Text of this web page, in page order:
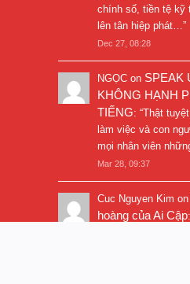
chính số, tiền tệ kỹ
lên tân hiệp phát…”
Dec 27, 08:28
NGỌC on SPEAK
KHÔNG HẠNH
TIẾNG: “Thật
làm việc và con
mọi nhân viên
Mar 28, 09:37
Cuc Nguyen Kim on
hoàng của Ai Cập